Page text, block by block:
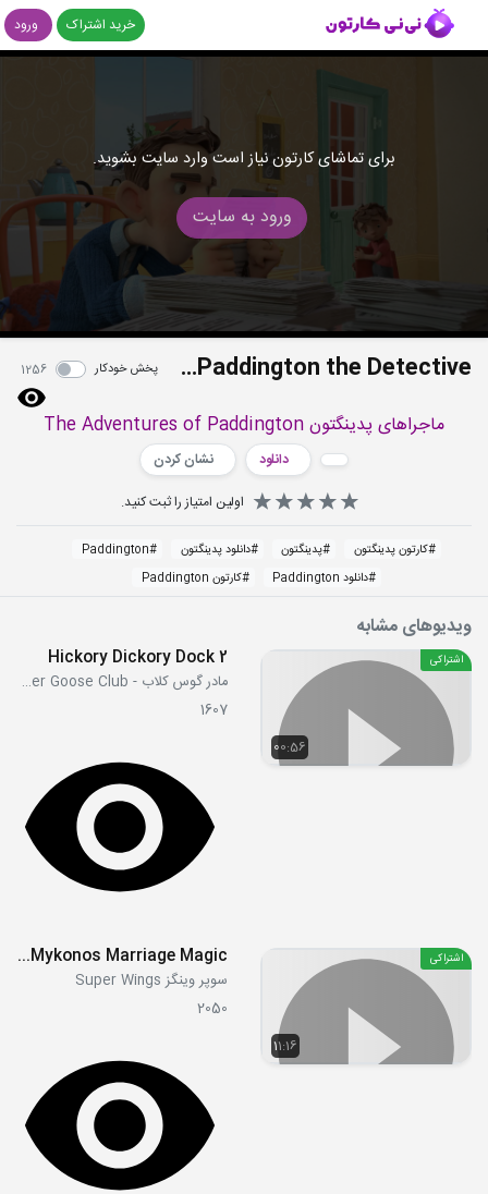
خرید اشتراک ورود
برای تماشای کارتون نیاز است وارد سایت بشوید.
ورود به سایت
S1E25-26 - Paddington Flies a Kite - Paddington the Detective پخش خودکار 1256
ماجراهای پدینگتون The Adventures of Paddington
دانلود
نشان کردن
اولین امتیاز را ثبت کنید.
#کارتون پدینگتون #پدینگتون #دانلود پدینگتون #
Paddington
#دانلود Paddington #کارتون Paddington
ویدیوهای مشابه
00:56
اشتراکی Hickory Dickory Dock 2
مادر گوس کلاب - Mother Goose Club
1607
11:16
اشتراکی S03E35 - Mykonos Marriage Magic
سوپر وینگز Super Wings
2050